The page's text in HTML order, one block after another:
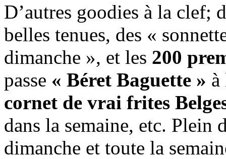
D’autres goodies à la clef;
belles tenues, des «
dimanche », et les 200
passe « Béret Baguette »
cornet de vrai frites
dans la semaine, etc. Plein
dimanche et toute la